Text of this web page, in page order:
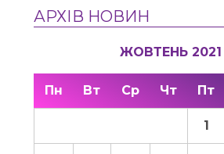
АРХІВ НОВИН
ЖОВТЕНЬ 2021
Пн Вт Ср Чт Пт
1